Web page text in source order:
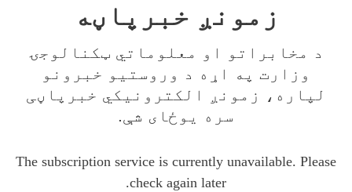
زمونږ خبرپاڼه
د مخابراتو او معلوماتي ټکنالوجۍ
وزارت په اړه د وروستیو خبرونو
لپاره، زمونږ الکترونیکي خبرپاڼی
سره یوځای شې.
The subscription service is currently unavailable. Please
check again later.